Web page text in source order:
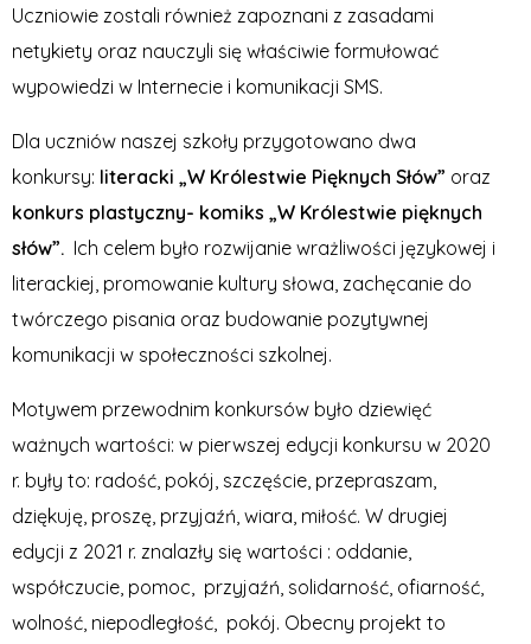
Uczniowie zostali również zapoznani z zasadami
netykiety oraz nauczyli się właściwie formułować
wypowiedzi w Internecie i komunikacji SMS.
Dla uczniów naszej szkoły przygotowano dwa
konkursy: literacki „W Królestwie Pięknych Słów” oraz
konkurs plastyczny- komiks „W Królestwie pięknych
słów”. Ich celem było rozwijanie wrażliwości językowej i
literackiej, promowanie kultury słowa, zachęcanie do
twórczego pisania oraz budowanie pozytywnej
komunikacji w społeczności szkolnej.
Motywem przewodnim konkursów było dziewięć
ważnych wartości: w pierwszej edycji konkursu w 2020
r. były to: radość, pokój, szczęście, przepraszam,
dziękuję, proszę, przyjaźń, wiara, miłość. W drugiej
edycji z 2021 r. znalazły się wartości : oddanie,
współczucie, pomoc, przyjaźń, solidarność, ofiarność,
wolność, niepodległość, pokój. Obecny projekt to